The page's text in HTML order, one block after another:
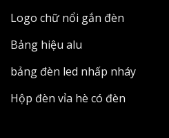
Logo chữ nổi gắn đèn
Bảng hiệu alu
bảng đèn led nhấp nháy
Hộp đèn vỉa hè có đèn